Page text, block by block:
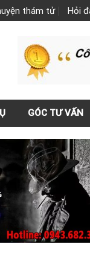
thám tử Hỏi
GÓC TƯ VẤN